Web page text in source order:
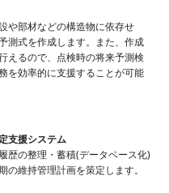
や部材などの構造物に依存せ
測式を作成します。また、作成
えるので、点検時の将来予測検
を効率的に支援することが可能
支援システム
歴の整理・蓄積(データベース化)
維持管理計画を策定します。